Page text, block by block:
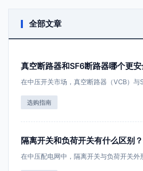
全部文章
真空断路器和SF6断路器哪个更
在中压开关市场，真空断路器（VCB）
选购指南
隔离开关和负荷开关有什么区别
在中压配电网中，隔离开关与负荷开关